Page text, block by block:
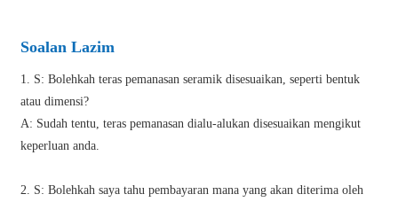
Soalan Lazim
1. S: Bolehkah teras pemanasan seramik disesuaikan, seperti bentuk
atau dimensi?
A: Sudah tentu, teras pemanasan dialu-alukan disesuaikan mengikut
keperluan anda.
2. S: Bolehkah saya tahu pembayaran mana yang akan diterima oleh